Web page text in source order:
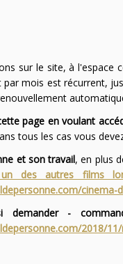
sur le site, à l'espace
mois est récurrent,
page en voulant
tous les cas vous
et son travail, en plus
des autres films
cinema-
demander -
2018/